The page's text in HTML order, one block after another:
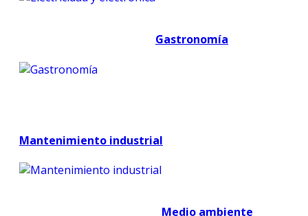
Gastronomía
Mantenimiento industrial
Medio ambiente